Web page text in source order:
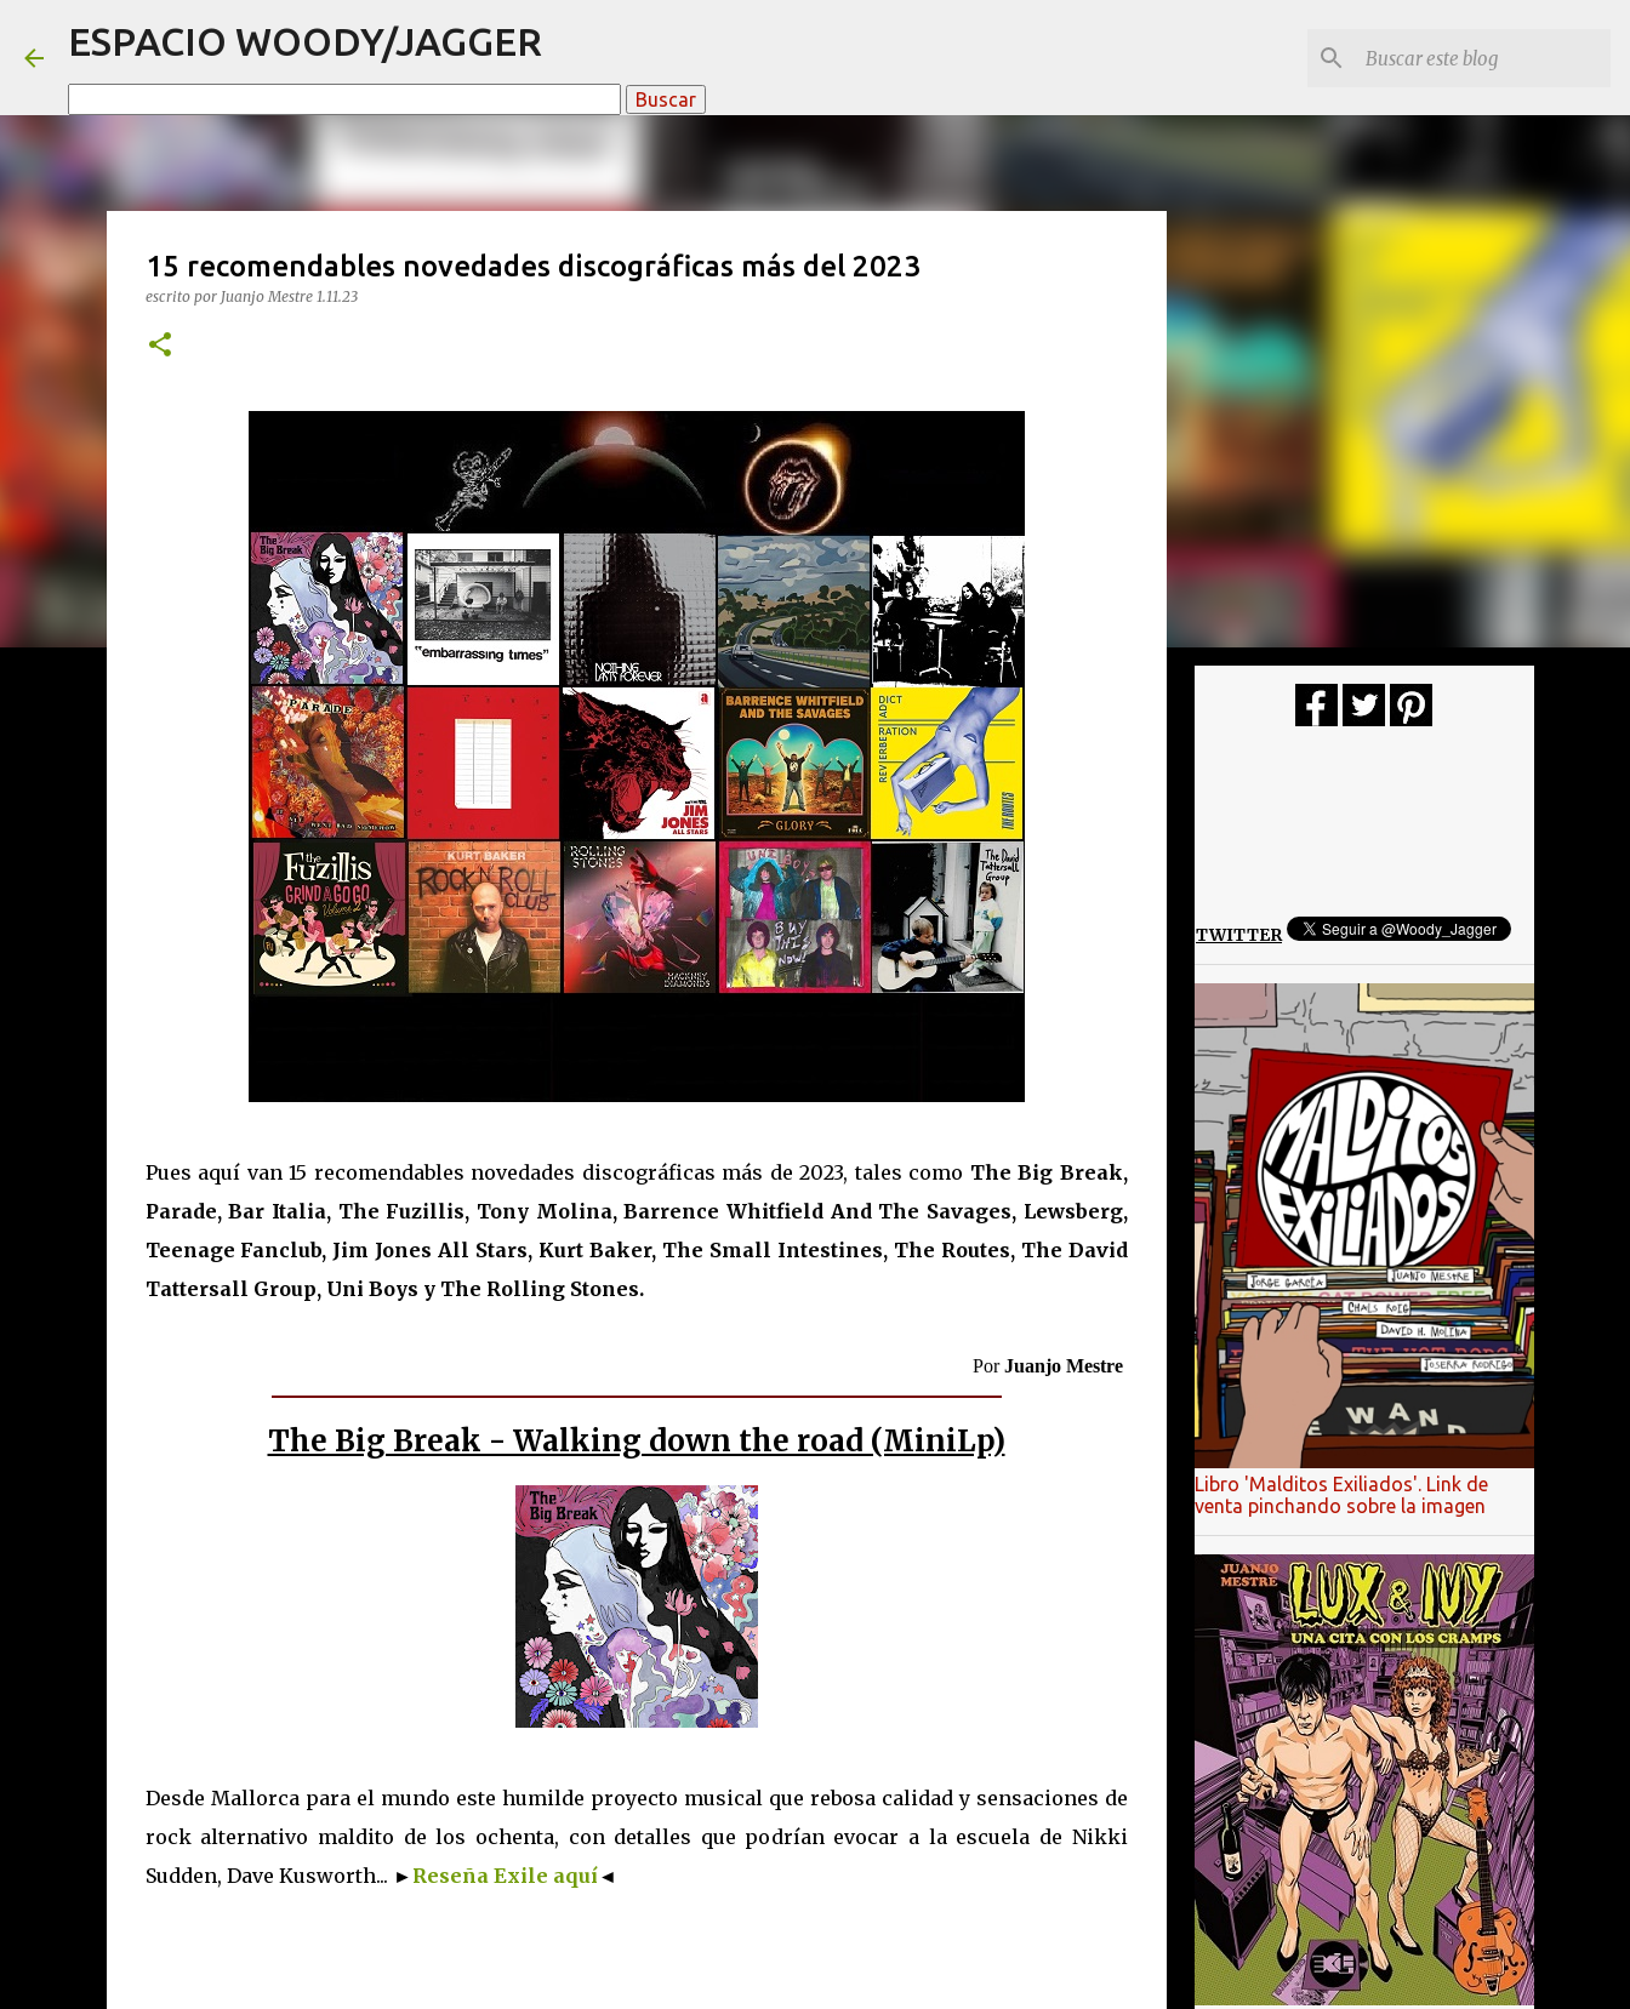
ESPACIO WOODY/JAGGER
15 recomendables novedades discográficas más del 2023
escrito por Juanjo Mestre 1.11.23
Pues aquí van 15 recomendables novedades discográficas más de 2023, tales como The Big Break,
Parade, Bar Italia, The Fuzillis, Tony Molina, Barrence Whitfield And The Savages, Lewsberg,
Teenage Fanclub, Jim Jones All Stars, Kurt Baker, The Small Intestines, The Routes, The David
Tattersall Group, Uni Boys y The Rolling Stones.
PorJuanjo Mestre
The Big Break - Walking down the road (MiniLp)
Desde Mallorca para el mundo este humilde proyecto musical que rebosa calidad y sensaciones de
rock alternativo maldito de los ochenta, con detalles que podrían evocar a la escuela de Nikki
Sudden, Dave Kusworth... ► Reseña Exile aquí◄
TWITTER
Libro 'Malditos Exiliados'. Link de
venta pinchando sobre la imagen